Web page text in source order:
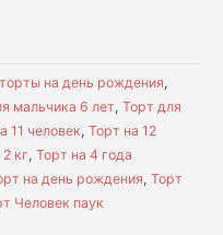
на день рождения,
мальчика 6 лет, Торт для
11 человек, Торт на 12
кг, Торт на 4 года
на день рождения, Торт
Человек паук